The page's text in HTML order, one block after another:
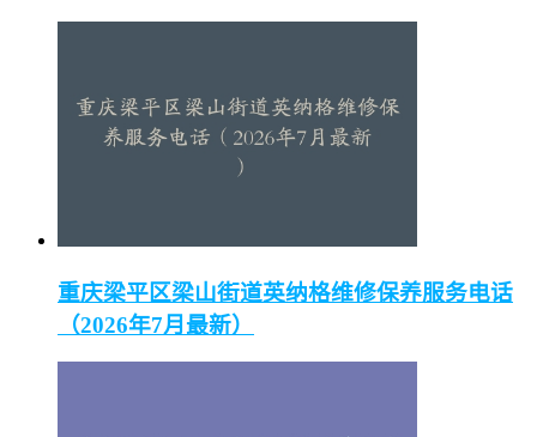
重庆梁平区梁山街道英纳格维修保养服务电话
（2026年7月最新）